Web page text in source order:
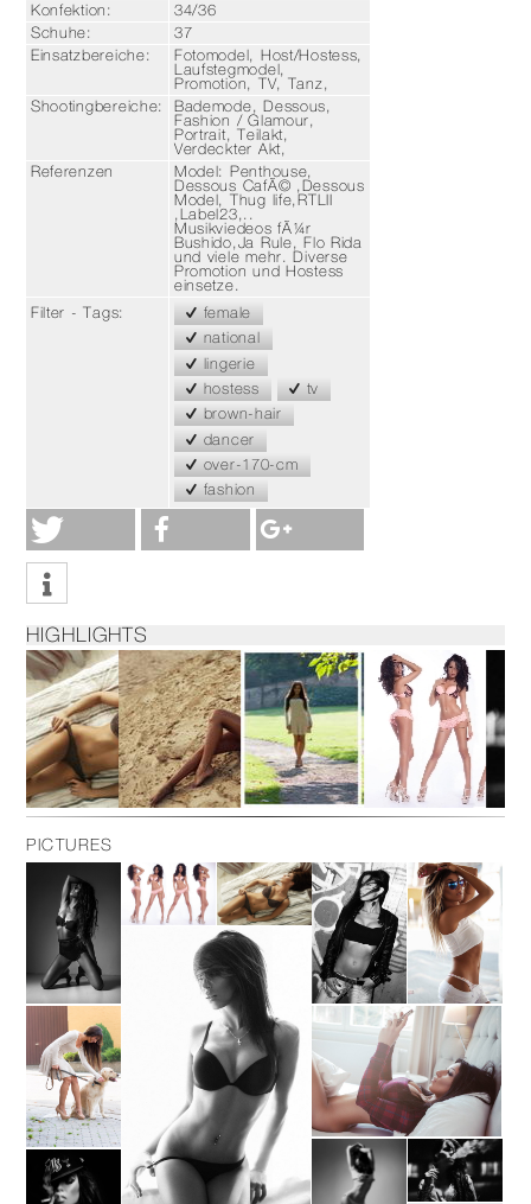
Konfektion:
34/36
Schuhe:
37
Einsatzbereiche:
Fotomodel, Host/Hostess,
Laufstegmodel,
Promotion, TV, Tanz,
Shootingbereiche:
Bademode, Dessous,
Fashion / Glamour,
Portrait, Teilakt,
Verdeckter Akt,
Referenzen
Model: Penthouse,
Dessous CafÃ© ,Dessous
Model, Thug life,RTLII
,Label23,..
Musikviedeos fÃ¼r
Bushido,Ja Rule, Flo Rida
und viele mehr. Diverse
Promotion und Hostess
einsetze.
Filter - Tags:
female
national
lingerie
hostess
tv
brown-hair
dancer
over-170-cm
fashion
HIGHLIGHTS
PICTURES